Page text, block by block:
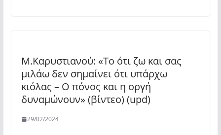
Μ.Καρυστιανού: «Το ότι ζω και σας
μιλάω δεν σημαίνει ότι υπάρχω
κιόλας – Ο πόνος και η οργή
δυναμώνουν» (βίντεο) (upd)
29/02/2024